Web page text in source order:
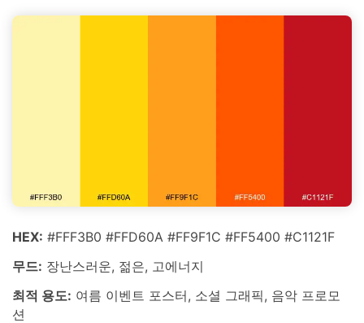
HEX: #FFF3B0 #FFD60A #FF9F1C #FF5400 #C1121F
무드: 장난스러운, 젊은, 고에너지
최적 용도: 여름 이벤트 포스터, 소셜 그래픽, 음악 프로모
션